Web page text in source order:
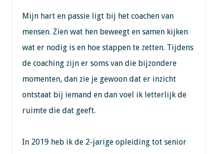
Mijn hart en passie ligt bij het coachen van
mensen. Zien wat hen beweegt en samen kijken
wat er nodig is en hoe stappen te zetten. Tijdens
de coaching zijn er soms van die bijzondere
momenten, dan zie je gewoon dat er inzicht
ontstaat bij iemand en dan voel ik letterlijk de
ruimte die dat geeft.
In 2019 heb ik de 2-jarige opleiding tot senior